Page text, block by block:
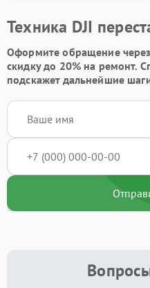
Техника DJI
Оформите обращение
скидку до 20%на ремонт.
подскажет дальнейшие